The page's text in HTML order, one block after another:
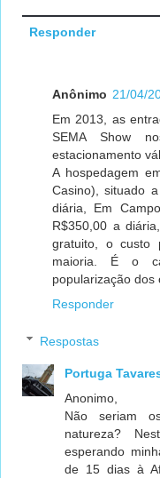
Responder
Anônimo 21/04/
Em 2013, as
SEMA Show
estacionamento
A hospedagem
Casino), situado
diária, Em
R$350,00 a
gratuito, o custo
maioria. É o
popularização dos
Responder
Respostas
Portuga
Anonimo,
Não seriam
natureza?
esperando
de 15 dias à